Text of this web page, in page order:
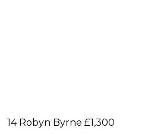
14 Robyn Byrne £1,300